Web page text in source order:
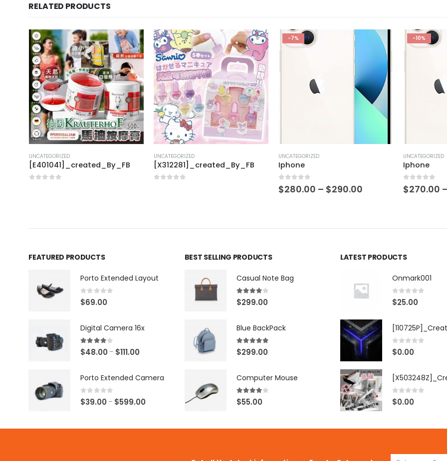
RELATED PRODUCTS
UNCATEGORIZED
[E401041]_created_By_FB
UNCATEGORIZED
[X312281]_created_By_FB
-7%
UNCATEGORIZED
Iphone
0 out of 5
$280.00 – $290.00
-10%
UNCATEGORIZED
Iphone
0 out of 5
$270.00
FEATURED PRODUCTS
Porto Extended Layout
0 out of 5
$69.00
Digital Camera 16x
4.00 out of 5
$48.00 – $111.00
Porto Extended Camera
0 out of 5
$39.00 – $599.00
BEST SELLING PRODUCTS
Casual Note Bag
4.00out of 5
$299.00
Blue BackPack
5.00out of 5
$299.00
Computer Mouse
4.00 out of 5
$55.00
LATEST PRODUCTS
Onmark001
0 out of 5
$25.00
0 out of 5
$0.00
0 out of 5
$0.00